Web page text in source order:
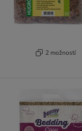
2 možností